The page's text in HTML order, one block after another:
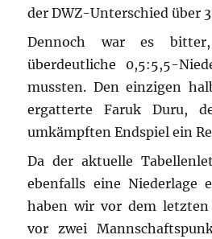
der DWZ-Unterschied über
Dennoch war es
überdeutliche 0,5:5,5-
mussten. Den einzigen
ergatterte Faruk Duru,
umkämpften Endspiel ein
Da der aktuelle
ebenfalls eine Niederlage
haben wir vor dem letzten
vor zwei